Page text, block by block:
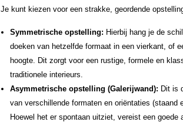
Je kunt kiezen voor een strakke, geordende
Symmetrische opstelling: Hierbij hang je de
doeken van hetzelfde formaat in een vierkant, of
hoogte. Dit zorgt voor een rustige, formele en
traditionele interieurs.
Asymmetrische opstelling (Galerijwand): Dit is
van verschillende formaten en oriëntaties (staand
Hoewel het er spontaan uitziet, vereist een